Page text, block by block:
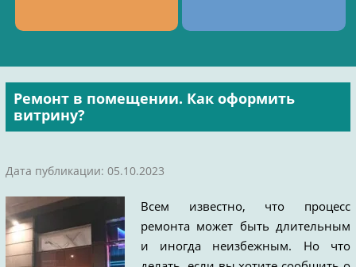
Ремонт в помещении. Как оформить
витрину?
Дата публикации: 05.10.2023
Всем известно, что процесс
ремонта может быть длительным
и иногда неизбежным. Но что